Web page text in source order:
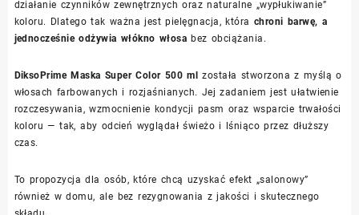
działanie czynników zewnętrznych oraz naturalne „wypłukiwanie”
koloru. Dlatego tak ważna jest pielęgnacja, która chroni barwę, a
jednocześnie odżywia włókno włosa bez obciążania.
DiksoPrime Maska Super Color 500 ml została stworzona z myślą o
włosach farbowanych i rozjaśnianych. Jej zadaniem jest ułatwienie
rozczesywania, wzmocnienie kondycji pasm oraz wsparcie trwałości
koloru — tak, aby odcień wyglądał świeżo i lśniąco przez dłuższy
czas.
To propozycja dla osób, które chcą uzyskać efekt „salonowy”
również w domu, ale bez rezygnowania z jakości i skutecznego